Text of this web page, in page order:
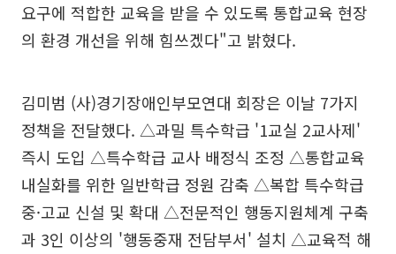
요구에 적합한 교육을 받을 수 있도록 통합교육 현장
의 환경 개선을 위해 힘쓰겠다"고 밝혔다.
김미범 (사)경기장애인부모연대 회장은 이날 7가지
정책을 전달했다. △과밀 특수학급 '1교실 2교사제'
즉시 도입 △특수학급 교사 배정식 조정 △통합교육
내실화를 위한 일반학급 정원 감축 △복합 특수학급
중·고교 신설 및 확대 △전문적인 행동지원체계 구축
과 3인 이상의 '행동중재 전담부서' 설치 △교육적 해